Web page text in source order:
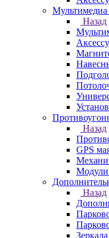
Мультимедиа
Назад
Назад
GPS
Модули
Назад